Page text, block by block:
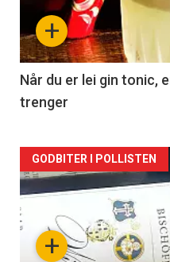
nå
-
2
+
Når du er lei gin tonic,
trenger
Forsiden
akkurat
nå+
GODBITER I POLLISTEN